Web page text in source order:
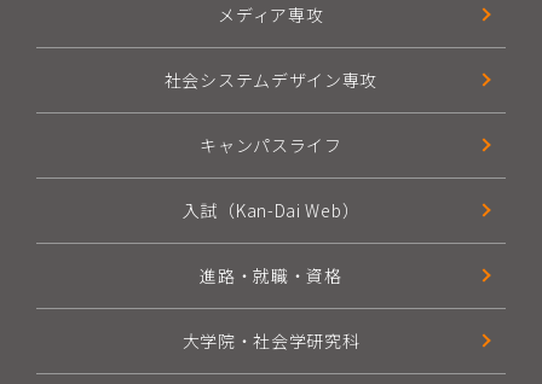
メディア専攻
社会システムデザイン専攻
キャンパスライフ
入試（Kan-Dai Web）
進路・就職・資格
大学院・社会学研究科